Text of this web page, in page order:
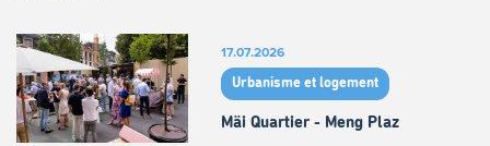
17.07.2026
Urbanisme et logement
Mäi Quartier - Meng Plaz